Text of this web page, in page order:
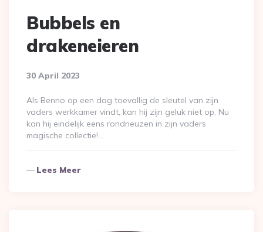
Bubbels en
drakeneieren
30 April 2023
Als Benno op een dag toevallig de sleutel van zijn
vaders werkkamer vindt, kan hij zijn geluk niet op. Nu
kan hij eindelijk eens rondneuzen in zijn vaders
magische collectie!…
Lees Meer